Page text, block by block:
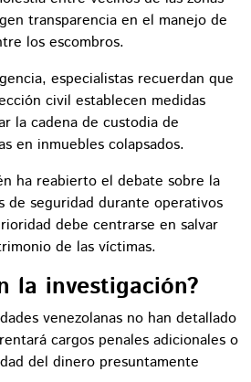
transparencia en el manejo de
los escombros.
especialistas recuerdan que
civil establecen medidas
la cadena de custodia de
en inmuebles colapsados.
ha reabierto el debate sobre la
de seguridad durante operativos
debe centrarse en salvar
de las víctimas.
la investigación?
venezolanas no han detallado
cargos penales adicionales o
del dinero presuntamente